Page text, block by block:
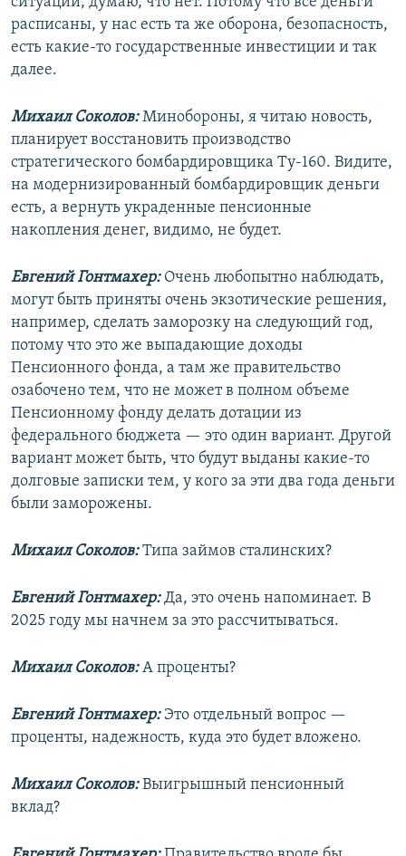
расписаны, у нас есть та же оборона, безопасность,
есть какие-то государственные инвестиции и так
далее.
Михаил Соколов:Минобороны, я читаю новость,
планирует восстановить производство
стратегического бомбардировщика Ту-160. Видите,
на модернизированный бомбардировщик деньги
есть, а вернуть украденные пенсионные
накопления денег, видимо, не будет.
Евгений Гонтмахер: Очень любопытно наблюдать,
могут быть приняты очень экзотические решения,
например, сделать заморозку на следующий год,
потому что это же выпадающие доходы
Пенсионного фонда, а там же правительство
озабочено тем, что не может в полном объеме
Пенсионному фонду делать дотации из
федерального бюджета — это один вариант. Другой
вариант может быть, что будут выданы какие-то
долговые записки тем, у кого за эти два года деньги
были заморожены.
Михаил Соколов:Типа займов сталинских?
Евгений Гонтмахер:Да, это очень напоминает. В
2025 году мы начнем за это рассчитываться.
Михаил Соколов:А проценты?
Евгений Гонтмахер: Это отдельный вопрос —
проценты, надежность, куда это будет вложено.
Михаил Соколов:Выигрышный пенсионный
вклад?